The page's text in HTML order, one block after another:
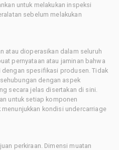
untuk melakukan inspeksi
sebelum melakukan
atau dioperasikan dalam seluruh
pernyataan atau jaminan bahwa
spesifikasi produsen. Tidak
dengan aspek
secara jelas disertakan di sini.
untuk setiap komponen
kondisi undercarriage
perkiraan. Dimensi muatan